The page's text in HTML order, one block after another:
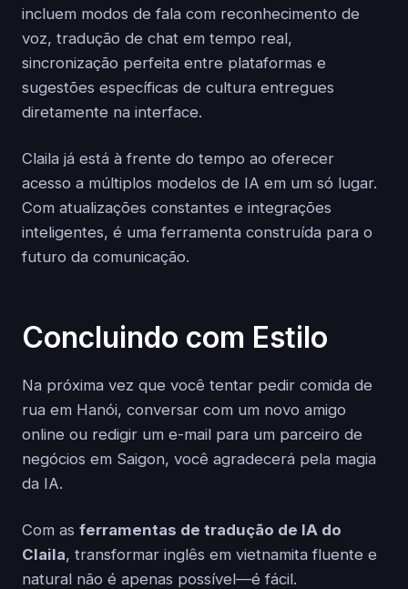
incluem modos de fala com reconhecimento de
voz, tradução de chat em tempo real,
sincronização perfeita entre plataformas e
sugestões específicas de cultura entregues
diretamente na interface.
Claila já está à frente do tempo ao oferecer
acesso a múltiplos modelos de IA em um só lugar.
Com atualizações constantes e integrações
inteligentes, é uma ferramenta construída para o
futuro da comunicação.
Concluindo com Estilo
Na próxima vez que você tentar pedir comida de
rua em Hanói, conversar com um novo amigo
online ou redigir um e-mail para um parceiro de
negócios em Saigon, você agradecerá pela magia
da IA.
Com as ferramentas de tradução de IA do
Claila, transformar inglês em vietnamita fluente e
natural não é apenas possível—é fácil.